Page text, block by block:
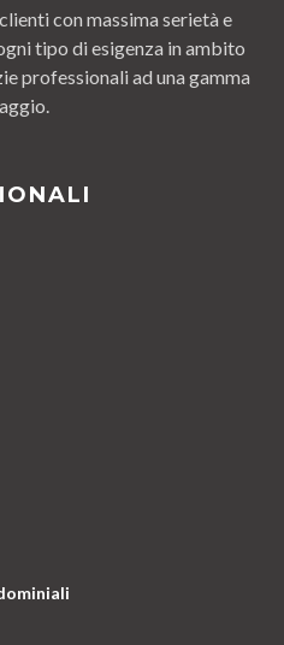
con massima serietà e
tipo di esigenza in ambito
professionali ad una gamma